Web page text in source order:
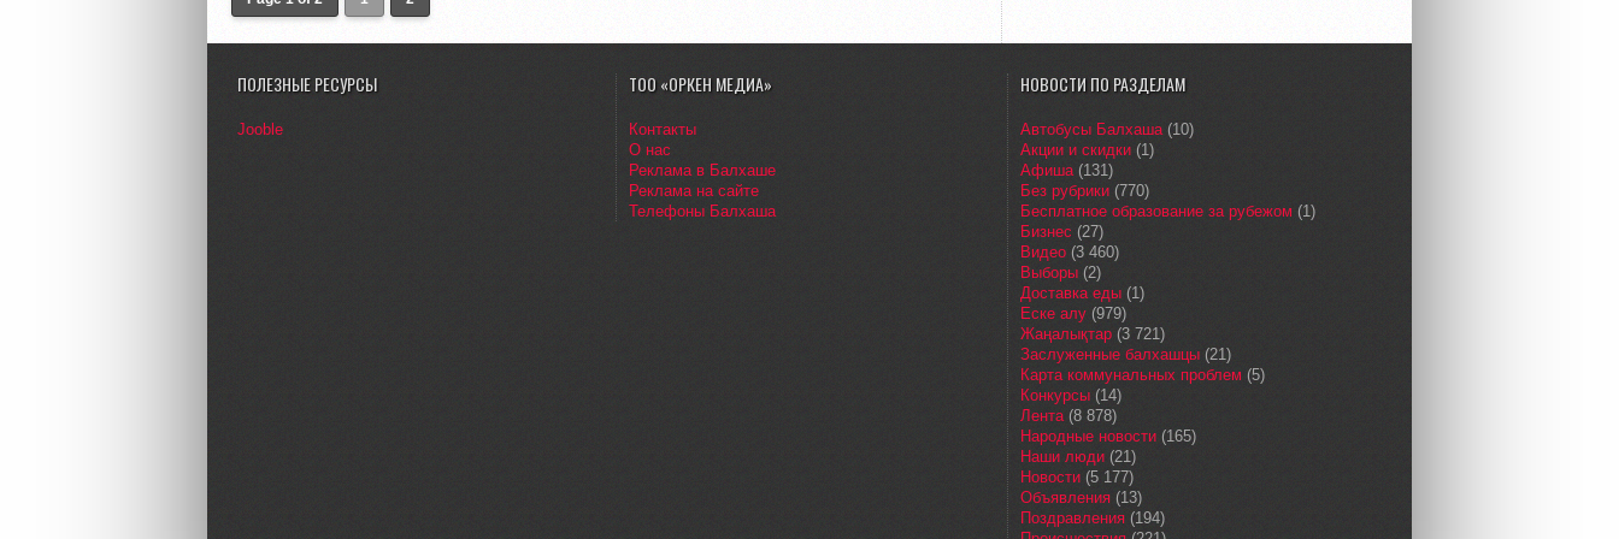
ПОЛЕЗНЫЕ РЕСУРСЫ
Jooble
ТОО «ОРКЕН МЕДИА»
Контакты
О нас
Реклама в Балхаше
Реклама на сайте
Телефоны Балхаша
НОВОСТИ ПО РАЗДЕЛАМ
Автобусы Балхаша(10)
Акции и скидки (1)
Афиша(131)
Без рубрики (770)
Бесплатное образование за рубежом (1)
Бизнес (27)
Видео (3 460)
Выборы (2)
Доставка еды (1)
Еске алу (979)
Жаңалықтар (3 721)
Заслуженные балхашцы (21)
Карта коммунальных проблем (5)
Конкурсы (14)
Лента(8 878)
Народные новости (165)
Наши люди (21)
Новости (5 177)
Объявления (13)
Поздравления (194)